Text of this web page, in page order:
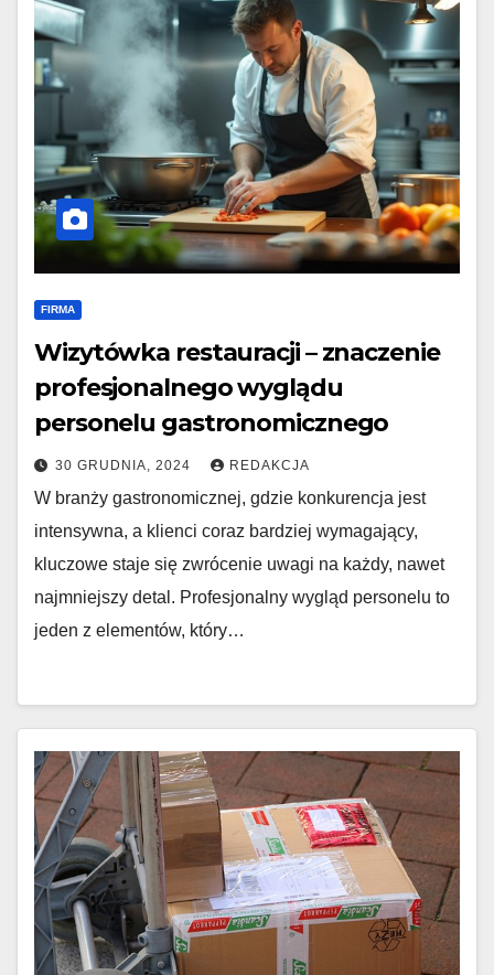
FIRMA
Wizytówka restauracji – znaczenie
profesjonalnego wyglądu
personelu gastronomicznego
30 GRUDNIA, 2024 REDAKCJA
W branży gastronomicznej, gdzie konkurencja jest
intensywna, a klienci coraz bardziej wymagający,
kluczowe staje się zwrócenie uwagi na każdy, nawet
najmniejszy detal. Profesjonalny wygląd personelu to
jeden z elementów, który…